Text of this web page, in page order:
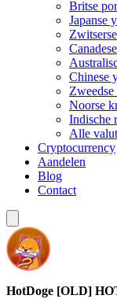
Britse
Japanse
Chinese
Noorse
Indische
Alle
Cryptocurrency
Aandelen
Blog
Contact
HotDoge [OLD]